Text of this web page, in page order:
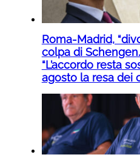
Roma-Madrid,
colpa di
“L’accordo resta
agosto la resa dei